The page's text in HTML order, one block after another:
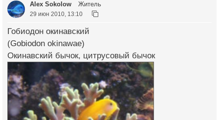
Alex Sokolow Житель
29 июн 2010, 13:10
Гобиодон окинавский
(Gobiodon okinawae)
Окинавский бычок, цитрусовый бычок